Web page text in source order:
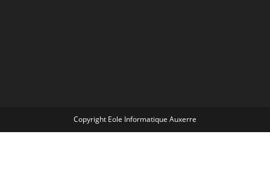
Copyright Eole Informatique Auxerre